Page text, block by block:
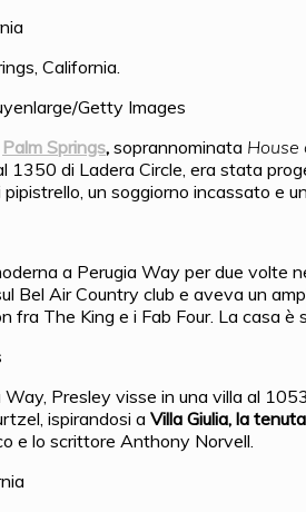
California.
Getty Images
Palm Springs, soprannominata House
1350 di Ladera Circle, era stata
un soggiorno incassato e
a Perugia Way per due volte
Bel Air Country club e aveva un
fra The King e i Fab Four. La casa
Way, Presley visse in una villa al
ispirandosi a Villa Giulia, la
e lo scrittore Anthony Norvell.